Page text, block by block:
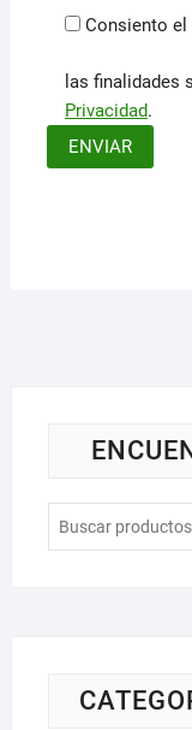
Consiento el
las finalidades
Privacidad.